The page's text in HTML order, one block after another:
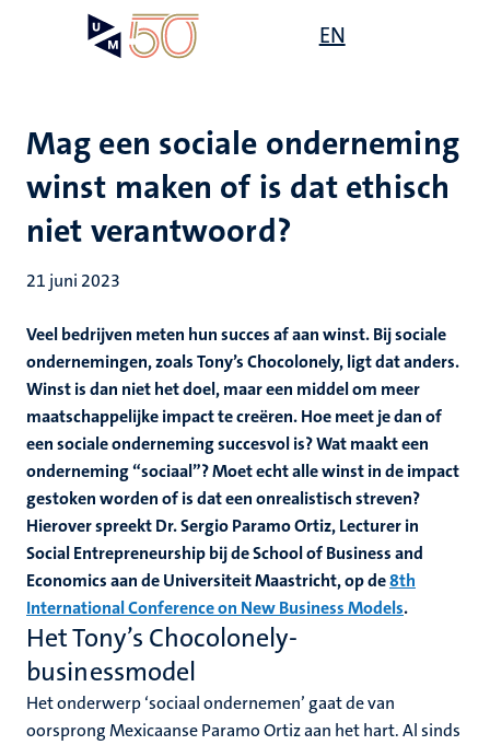
gaan
EN
Mag een sociale onderneming
winst maken of is dat ethisch
niet verantwoord?
21 juni 2023
Veel bedrijven meten hun succes af aan winst. Bij sociale
ondernemingen, zoals Tony’s Chocolonely, ligt dat anders.
Winst is dan niet het doel, maar een middel om meer
maatschappelijke impact te creëren. Hoe meet je dan of
een sociale onderneming succesvol is? Wat maakt een
onderneming “sociaal”? Moet echt alle winst in de impact
gestoken worden of is dat een onrealistisch streven?
Hierover spreekt Dr. Sergio Paramo Ortiz, Lecturer in
Social Entrepreneurship bij de School of Business and
Economics aan de Universiteit Maastricht, op de8th
International Conference on New Business Models.
Het Tony’s Chocolonely-
businessmodel
Het onderwerp ‘sociaal ondernemen’ gaat de van
oorsprong Mexicaanse Paramo Ortiz aan het hart. Al sinds